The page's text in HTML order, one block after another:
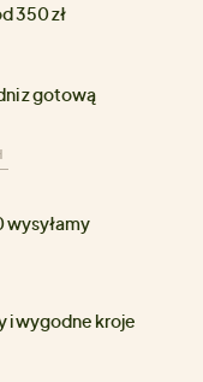
350 zł
z gotową
wysyłamy
i wygodne kroje